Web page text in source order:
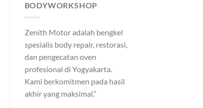
BODYWORKSHOP
Zenith Motor adalah bengkel
spesialis body repair, restorasi,
dan pengecatan oven
profesional di Yogyakarta.
Kami berkomitmen pada hasil
akhir yang maksimal.”